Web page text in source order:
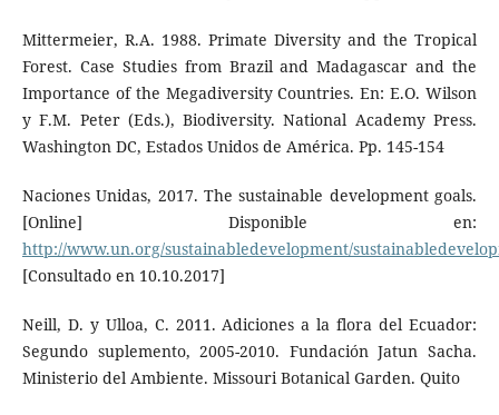
Mittermeier, R.A. 1988. Primate Diversity and the Tropical
Forest. Case Studies from Brazil and Madagascar and the
Importance of the Megadiversity Countries. En: E.O. Wilson
y F.M. Peter (Eds.), Biodiversity. National Academy Press.
Washington DC, Estados Unidos de América. Pp. 145-154
Naciones Unidas, 2017. The sustainable development goals.
[Online] Disponible en:
http://www.un.org/sustainabledevelopment/
[Consultado en 10.10.2017]
Neill, D. y Ulloa, C. 2011. Adiciones a la flora del Ecuador:
Segundo suplemento, 2005-2010. Fundación Jatun Sacha.
Ministerio del Ambiente. Missouri Botanical Garden. Quito